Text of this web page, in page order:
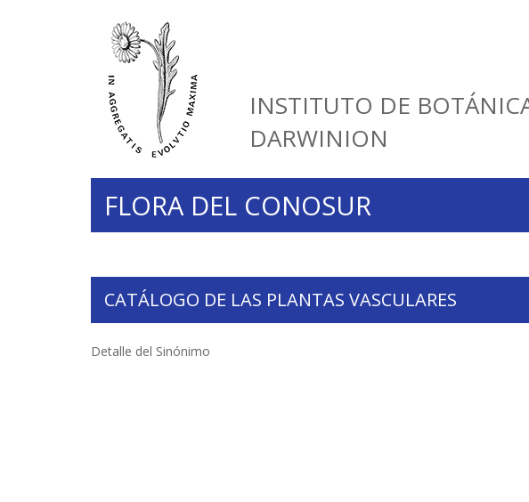
INSTITUTO DE
DARWINION
FLORA DEL CONOSUR
CATÁLOGO DE LAS PLANTAS VASCULARES
Detalle del Sinónimo